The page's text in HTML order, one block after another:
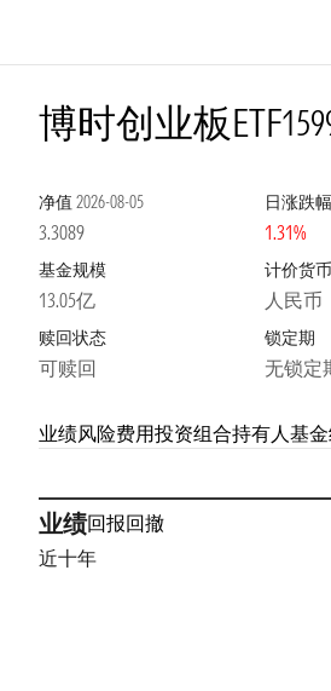
博时创业板ETF
净值 2026-08-05
3.3089
日涨跌幅
1.31%
基金规模
13.05亿
计价货币
人民币
赎回状态
可赎回
锁定期
无锁定
业绩风险费用投资组合持有人基
业绩回报回撤
近十年